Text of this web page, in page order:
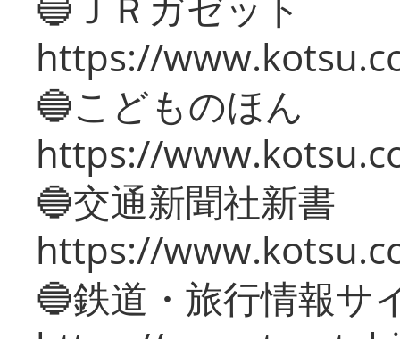
https://
🔵こどものほん
https://
🔵交通新聞社新書
https://
🔵鉄道・旅行情報サ